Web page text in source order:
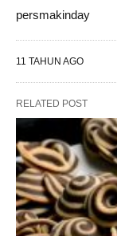
persmakinday
11 TAHUN AGO
RELATED POST